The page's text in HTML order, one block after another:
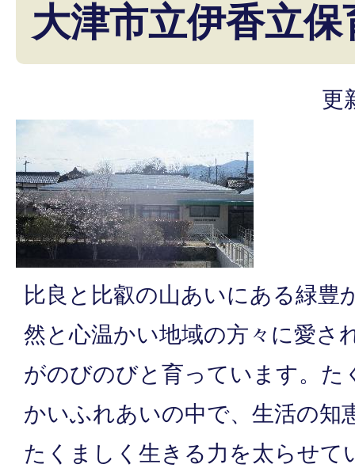
大津市立伊香立保
更
比良と比叡の山あいにある緑豊
然と心温かい地域の方々に愛さ
がのびのびと育っています。た
かいふれあいの中で、生活の知
たくましく生きる力を太らせて